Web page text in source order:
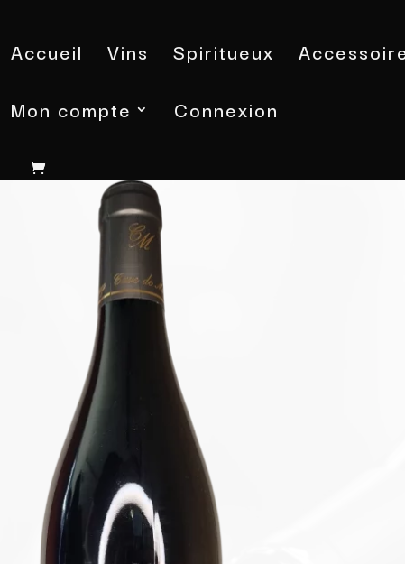
Accueil Vins Spiritueux
Mon compte
Connexion